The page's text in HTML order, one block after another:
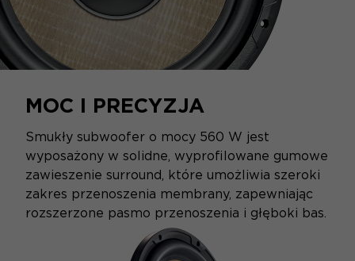
MOC I PRECYZJA
Smukły subwoofer o mocy 560 W jest
wyposażony w solidne, wyprofilowane gumowe
zawieszenie surround, które umożliwia szeroki
zakres przenoszenia membrany, zapewniając
rozszerzone pasmo przenoszenia i głęboki bas.